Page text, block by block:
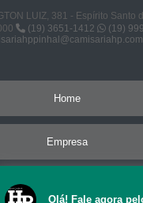
LUIZ, 381 - Espírito Santo
(19) 3651-1412
(19)
Home
Empresa
Olá! Fale agora